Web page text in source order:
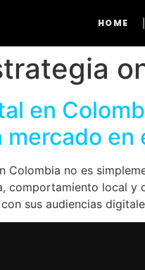
HOME
en
en
Colombia no es
comportamiento local y
sus audiencias